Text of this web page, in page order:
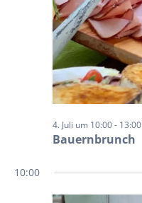
Bauernbrunch
4. Juli um 10:00- 13:00
10:00